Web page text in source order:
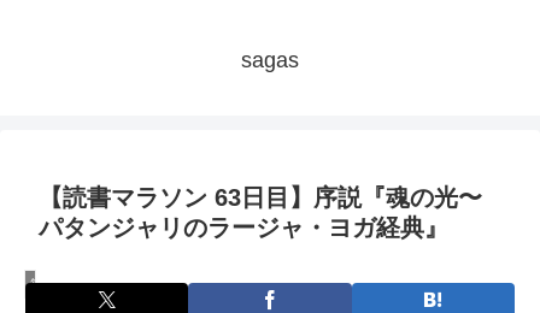
sagas
【読書マラソン 63日目】序説『魂の光〜
パタンジャリのラージャ・ヨガ経典』
毎日秘教本！アリス・ベイリー読書マラソン